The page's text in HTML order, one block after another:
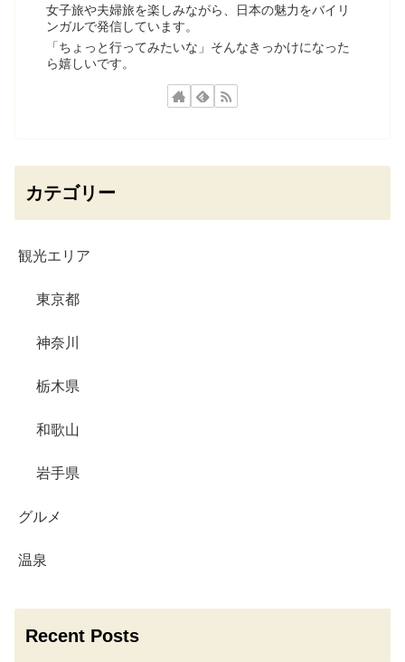
女子旅や夫婦旅を楽しみながら、日本の魅力をバイリ
ンガルで発信しています。
「ちょっと行ってみたいな」そんなきっかけになった
ら嬉しいです。
カテゴリー
観光エリア
東京都
神奈川
栃木県
和歌山
岩手県
グルメ
温泉
Recent Posts